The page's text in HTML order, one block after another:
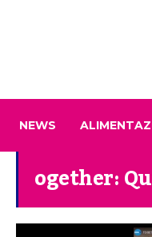
NEWS
ogether: